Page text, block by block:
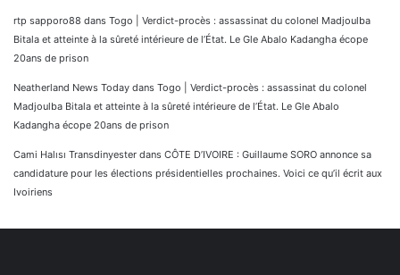
rtp sapporo88 dans Togo | Verdict-procès : assassinat du colonel Madjoulba
Bitala et atteinte à la sûreté intérieure de l’État. Le Gle Abalo Kadangha écope
20ans de prison
Neatherland News Today dans Togo | Verdict-procès : assassinat du colonel
Madjoulba Bitala et atteinte à la sûreté intérieure de l’État. Le Gle Abalo
Kadangha écope 20ans de prison
Cami Halısı Transdinyester dans CÔTE D’IVOIRE : Guillaume SORO annonce sa
candidature pour les élections présidentielles prochaines. Voici ce qu’il écrit aux
Ivoiriens